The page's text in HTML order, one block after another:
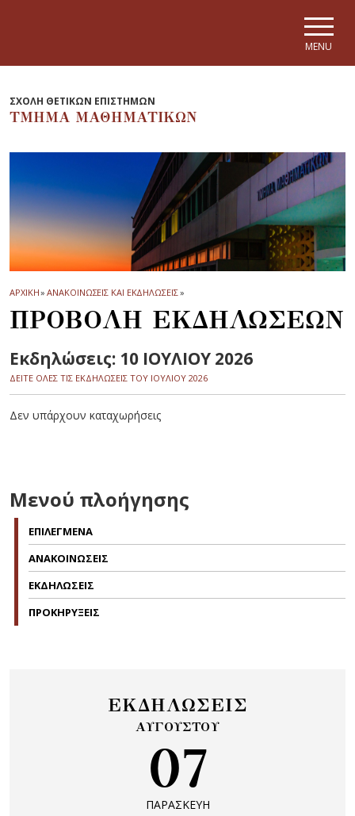
MENU
ΣΧΟΛΗ ΘΕΤΙΚΩΝ ΕΠΙΣΤΗΜΩΝ
ΤΜΗΜΑ ΜΑΘΗΜΑΤΙΚΩΝ
ΑΡΧΙΚΗ» ΑΝΑΚΟΙΝΩΣΕΙΣ ΚΑΙ ΕΚΔΗΛΩΣΕΙΣ»
ΠΡΟΒΟΛΗ ΕΚΔΗΛΩΣΕΩΝ
Εκδηλώσεις: 10 ΙΟΥΛΙΟΥ 2026
ΔΕΙΤΕ ΟΛΕΣ ΤΙΣ ΕΚΔΗΛΩΣΕΙΣ ΤΟΥ ΙΟΥΛΙΟΥ 2026
Δεν υπάρχουν καταχωρήσεις
Μενού πλοήγησης
ΕΠΙΛΕΓΜΕΝΑ
ΑΝΑΚΟΙΝΩΣΕΙΣ
ΕΚΔΗΛΩΣΕΙΣ
ΠΡΟΚΗΡΥΞΕΙΣ
ΕΚΔΗΛΩΣΕΙΣ
ΑΥΓΟΥΣΤΟΥ
07
ΠΑΡΑΣΚΕΥΗ